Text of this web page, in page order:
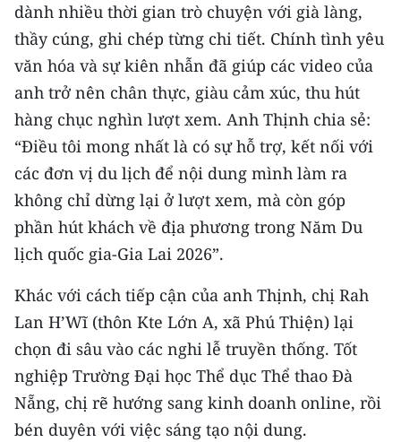
Media Văn hóa
Media Xã hội
Media Du lịch
Media Thế giới
Media Thể thao
Media Giáo dục
Media Y tế
Media Khoa học - Công nghệ
Media Môi trường
Ảnh
dành nhiều thời gian trò chuyện với già làng,
thầy cúng, ghi chép từng chi tiết. Chính tình yêu
văn hóa và sự kiên nhẫn đã giúp các video của
anh trở nên chân thực, giàu cảm xúc, thu hút
hàng chục nghìn lượt xem. Anh Thịnh chia sẻ:
“Điều tôi mong nhất là có sự hỗ trợ, kết nối với
các đơn vị du lịch để nội dung mình làm ra
không chỉ dừng lại ở lượt xem, mà còn góp
phần hút khách về địa phương trong Năm Du
lịch quốc gia-Gia Lai 2026”.
Khác với cách tiếp cận của anh Thịnh, chị Rah
Lan H’Wĩ (thôn Kte Lớn A, xã Phú Thiện) lại
chọn đi sâu vào các nghi lễ truyền thống. Tốt
nghiệp Trường Đại học Thể dục Thể thao Đà
Nẵng, chị rẽ hướng sang kinh doanh online, rồi
bén duyên với việc sáng tạo nội dung.